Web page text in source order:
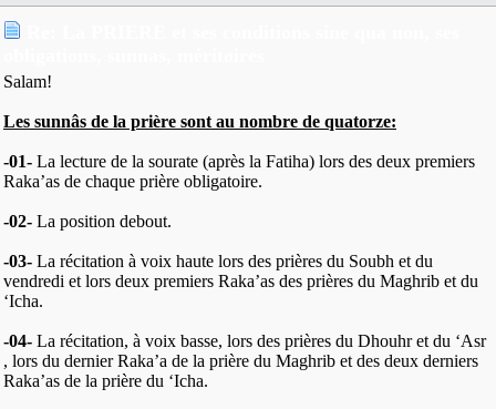
Salam!
Les sunnâs de la prière sont au nombre de quatorze:
-01- La lecture de la sourate (après la Fatiha) lors des deux premiers
Raka’as de chaque prière obligatoire.
-02- La position debout.
-03- La récitation à voix haute lors des prières du Soubh et du
vendredi et lors deux premiers Raka’as des prières du Maghrib et du
‘Icha.
-04- La récitation, à voix basse, lors des prières du Dhouhr et du ‘Asr
, lors du dernier Raka’a de la prière du Maghrib et des deux derniers
Raka’as de la prière du ‘Icha.